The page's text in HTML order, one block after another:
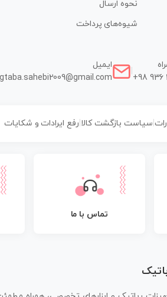
نحوه ارسال
شیوه‌های پرداخت
+98 936
ایمیل
سیاست بازگشت کالا رفع ایرادات و شکایات
تماس با ما